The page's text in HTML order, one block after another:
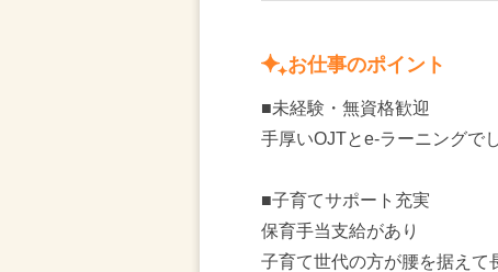
お仕事のポイント
■未経験・無資格歓迎
手厚いOJTとe-ラーニングで
■子育てサポート充実
保育手当支給があり
子育て世代の方が腰を据えて